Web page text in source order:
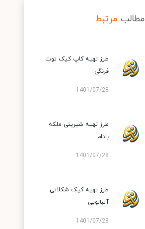
مطالب مرتبط
طرز تهیه کاپ کیک توت
فرنگی
1401/07/28
طرز تهیه شیرینی ملکه
بادام
1401/07/28
طرز تهیه کیک شکلاتی
آلبالویی
1401/07/28